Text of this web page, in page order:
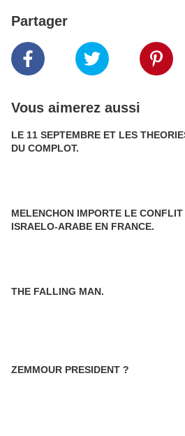
Partager
Vous aimerez aussi
LE 11 SEPTEMBRE ET LES
DU COMPLOT.
MELENCHON IMPORTE LE CONFLIT
ISRAELO-ARABE EN FRANCE.
THE FALLING MAN.
ZEMMOUR PRESIDENT ?